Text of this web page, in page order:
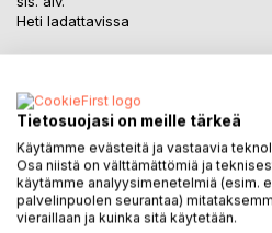
Heti ladattavissa
Lisää muistilistalle
Arvostele tuote
Tietosuojasi on meille tärkeä
Käytämme evästeitä ja vastaavia
Osa niistä on välttämättömiä ja
käytämme analyysimenetelmiä (esim.
palvelinpuolen seurantaa)
vieraillaan ja kuinka sitä käytetään.